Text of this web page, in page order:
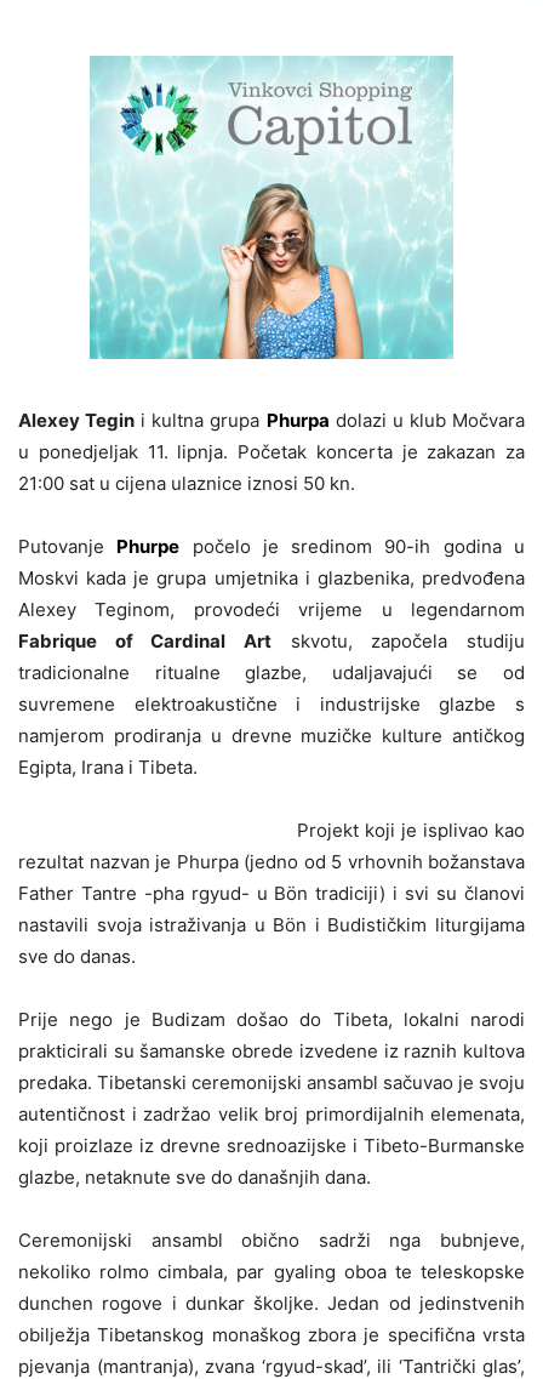
Alexey Tegin i kultna grupa Phurpa dolazi u klub Močvara
u ponedjeljak 11. lipnja. Početak koncerta je zakazan za
21:00 sat u cijena ulaznice iznosi 50 kn.
Putovanje Phurpe počelo je sredinom 90-ih godina u
Moskvi kada je grupa umjetnika i glazbenika, predvođena
Alexey Teginom, provodeći vrijeme u legendarnom
Fabrique of Cardinal Art skvotu, započela studiju
tradicionalne ritualne glazbe, udaljavajući se od
suvremene elektroakustične i industrijske glazbe s
namjerom prodiranja u drevne muzičke kulture antičkog
Egipta, Irana i Tibeta.
Projekt koji je isplivao kao
rezultat nazvan je Phurpa (jedno od 5 vrhovnih božanstava
Father Tantre -pha rgyud- u Bön tradiciji) i svi su članovi
nastavili svoja istraživanja u Bön i Budističkim liturgijama
sve do danas.
Prije nego je Budizam došao do Tibeta, lokalni narodi
prakticirali su šamanske obrede izvedene iz raznih kultova
predaka. Tibetanski ceremonijski ansambl sačuvao je svoju
autentičnost i zadržao velik broj primordijalnih elemenata,
koji proizlaze iz drevne srednoazijske i Tibeto-Burmanske
glazbe, netaknute sve do današnjih dana.
Ceremonijski ansambl obično sadrži nga bubnjeve,
nekoliko rolmo cimbala, par gyaling oboa te teleskopske
dunchen rogove i dunkar školjke. Jedan od jedinstvenih
obilježja Tibetanskog monaškog zbora je specifična vrsta
pjevanja (mantranja), zvana ‘rgyud-skad’, ili ‘Tantrički glas’,